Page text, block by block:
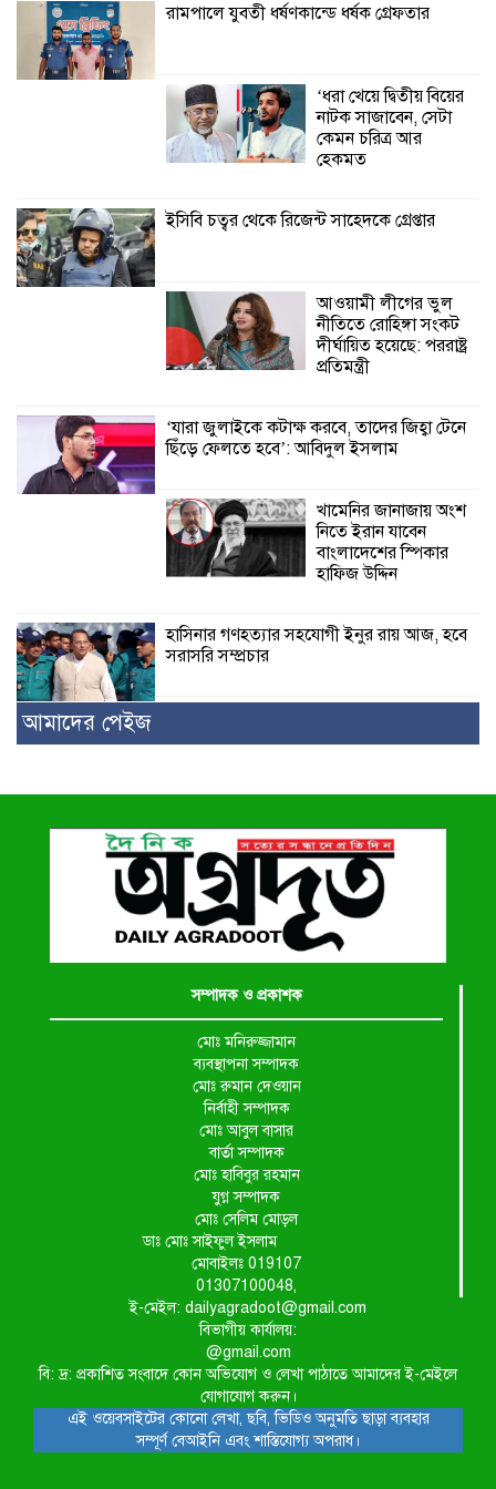
বিনিময় সভা
শ্যামনগরে বনবিভাগ ও সিএমসির সাথে
রামপালে যুবতী ধর্ষণকান্ডে ধর্ষক গ্রেফতার
‘ধরা খেয়ে দ্বিতীয় বিয়ের
নাটক সাজাবেন, সেটা
কেমন চরিত্র আর
হেকমত
ইসিবি চত্বর থেকে রিজেন্ট সাহেদকে গ্রেপ্তার
আওয়ামী লীগের ভুল
নীতিতে রোহিঙ্গা সংকট
দীর্ঘায়িত হয়েছে: পররাষ্ট্র
প্রতিমন্ত্রী
‘যারা জুলাইকে কটাক্ষ করবে, তাদের জিহ্বা টেনে
ছিঁড়ে ফেলতে হবে’: আবিদুল ইসলাম
খামেনির জানাজায় অংশ
নিতে ইরান যাবেন
বাংলাদেশের স্পিকার
হাফিজ উদ্দিন
হাসিনার গণহত্যার সহযোগী ইনুর রায় আজ, হবে
সরাসরি সম্প্রচার
আমাদের পেইজ
সম্পাদক ও প্রকাশক
মোঃ মনিরুজ্জামান
ব্যবস্থাপনা সম্পাদক
মোঃ রুমান দেওয়ান
নির্বাহী সম্পাদক
মোঃ আবুল বাসার
বার্তা সম্পাদক
মোঃ হাবিবুর রহমান
যুগ্ন সম্পাদক
মোঃ সেলিম মোড়ল
ডাঃ মোঃ সাইফুল ইসলাম
মোবাইলঃ 019107
01307100048,
ই-মেইল: dailyagradoot@gmail.com
বিভাগীয় কার্যালয়:
@gmail.com
বি: দ্র: প্রকাশিত সংবাদে কোন অভিযোগ ও লেখা পাঠাতে আমাদের ই-মেইলে
যোগাযোগ করুন।
এই ওয়েবসাইটের কোনো লেখা, ছবি, ভিডিও অনুমতি ছাড়া ব্যবহার
সম্পূর্ণ বেআইনি এবং শাস্তিযোগ্য অপরাধ।